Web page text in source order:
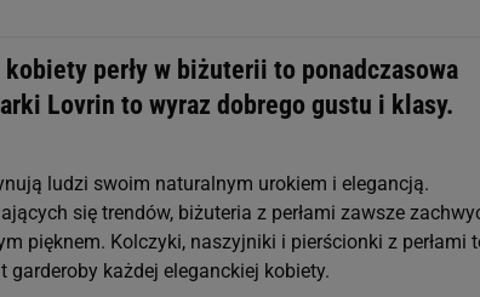
perły w biżuterii to ponadczasowa
Lovrin to wyraz dobrego gustu i klasy.
ludzi swoim naturalnym urokiem i elegancją.
się trendów, biżuteria z perłami zawsze
pięknem. Kolczyki, naszyjniki i pierścionki z perłami
garderoby każdej eleganckiej kobiety.